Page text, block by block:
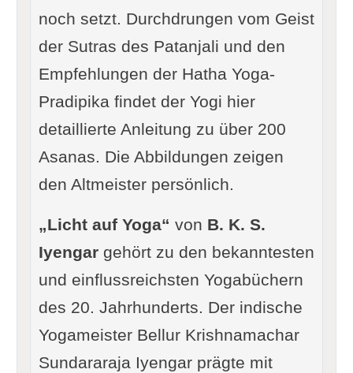
noch setzt. Durchdrungen vom Geist
der Sutras des Patanjali und den
Empfehlungen der Hatha Yoga-
Pradipika findet der Yogi hier
detaillierte Anleitung zu über 200
Asanas. Die Abbildungen zeigen
den Altmeister persönlich.
„Licht auf Yoga“ von B. K. S.
Iyengar gehört zu den bekanntesten
und einflussreichsten Yogabüchern
des 20. Jahrhunderts. Der indische
Yogameister Bellur Krishnamachar
Sundararaja Iyengar prägte mit